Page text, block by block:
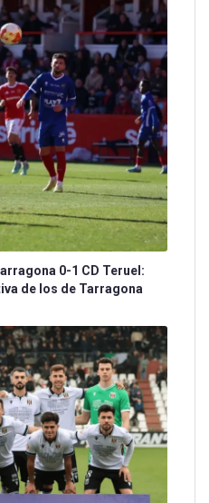
0-1 CD Teruel:
de los de Tarragona